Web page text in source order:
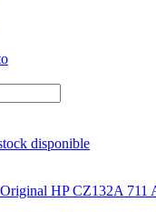
disponible